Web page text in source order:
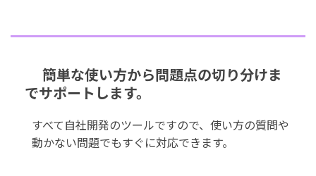
簡単な使い方から問題点の切り分けま
でサポートします。
すべて自社開発のツールですので、使い方の質問や
動かない問題でもすぐに対応できます。